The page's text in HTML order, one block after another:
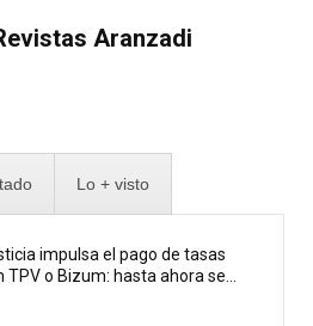
Aranzadi
Lo + visto
impulsa el pago de tasas
TPV o Bizum: hasta ahora se...